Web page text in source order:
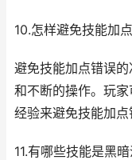
10.怎样避免技能加
避免技能加点错误
和不断的操作。玩
经验来避免技能加点
11.有哪些技能是黑